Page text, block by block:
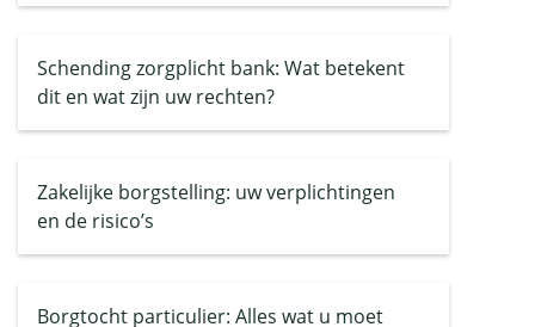
Schending zorgplicht bank: Wat betekent
dit en wat zijn uw rechten?
Zakelijke borgstelling: uw verplichtingen
en de risico’s
Borgtocht particulier: Alles wat u moet